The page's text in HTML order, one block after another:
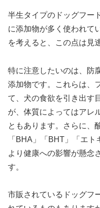
半生タイプのドッグフー
に添加物が多く使われて
を考えると、この点は見
特に注意したいのは、防
添加物です。これらは、
て、犬の食欲を引き出す
が、体質によってはアレ
ともあります。さらに、
「BHA」「BHT」「エ
より健康への影響が懸念
す。
市販されているドッグフ